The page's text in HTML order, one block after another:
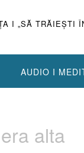
I „SĂ TRĂIEŞTI
AUDIO I
alta